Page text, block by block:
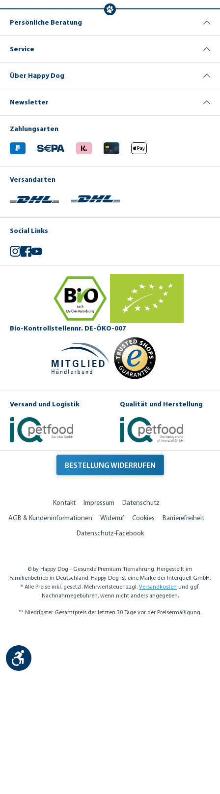
Persönliche Beratung
Service
Über Happy Dog
Newsletter
Zahlungsarten
Versandarten
Social Links
Instagram
Facebook
YouTube
Bio-Kontrollstellennr. DE-ÖKO-007
Versand und Logistik Qualität und Herstellung
BESTELLUNG WIDERRUFEN
Kontakt Impressum
Datenschutz
AGB & Kundeninformationen
Widerruf Cookies
Barrierefreiheit
Datenschutz-Facebook
© by Happy Dog - Gesunde Premium Tiernahrung. Hergestellt im
Familienbetrieb in Deutschland. Happy Dog ist eine Marke der Interquell GmbH.
* Alle Preise inkl. gesetzl. Mehrwertsteuer zzgl. Versandkosten und ggf.
Nachnahmegebühren, wenn nicht anders angegeben.
** Niedrigster Gesamtpreis der letzten 30 Tage vor der Preisermäßigung.
Werkzeugleiste anzeigen